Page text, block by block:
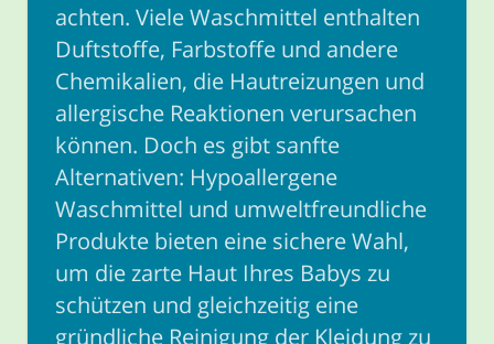
achten. Viele Waschmittel enthalten
Duftstoffe, Farbstoffe und andere
Chemikalien, die Hautreizungen und
allergische Reaktionen verursachen
können. Doch es gibt sanfte
Alternativen: Hypoallergene
Waschmittel und umweltfreundliche
Produkte bieten eine sichere Wahl,
um die zarte Haut Ihres Babys zu
schützen und gleichzeitig eine
gründliche Reinigung der Kleidung zu